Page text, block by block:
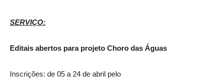
SERVIÇO:
Editais abertos para projeto Choro das Águas
Inscrições: de 05 a 24 de abril pelo